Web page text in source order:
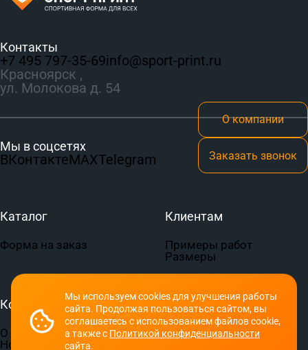
Мы используем cookies для улучшения работы
сайта. Продолжая пользоваться сайтом, вы
соглашаетесь с использованием файлов cookie,
а также с Политикой конфиденциальности
сайта.
Контакты
+7 495 797‑35-69info@sport-print.ru
Красноярск ,
ул. Молокова д. 54
Мы в соцсетях
ВКонтактеMAXTelegram
О компании
Заказать звонок
Каталог
Форма на заказ
Клиентам
Примеры работ
Размеры
Компания
О компании
Новости
Документы
Пользовательское